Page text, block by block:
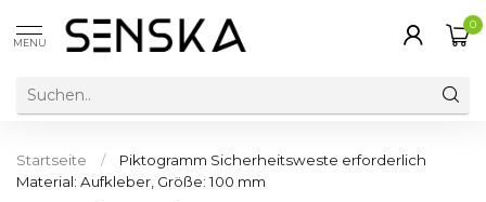
MENU
0
Startseite /
Piktogramm Sicherheitsweste erforderlich
Material: Aufkleber, Größe: 100 mm